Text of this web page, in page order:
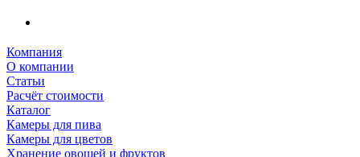
Компания
О компании
Статьи
Расчёт стоимости
Каталог
Камеры для пива
Камеры для цветов
Хранение овощей и фруктов